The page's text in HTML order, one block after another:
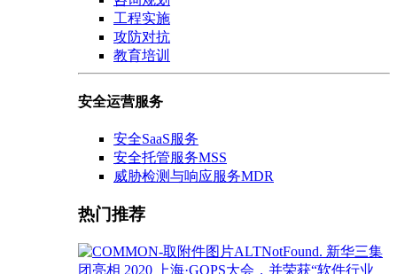
工程实施
攻防对抗
教育培训
安全运营服务
安全SaaS服务
安全托管服务MSS
威胁检测与响应服务MDR
热门推荐
新华三集
团亮相 2020 上海·GOPS大会，并荣获“软件行业